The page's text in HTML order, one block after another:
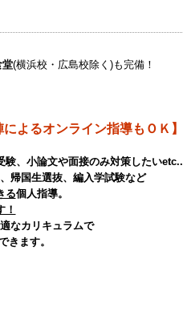
堂(横浜校・広島校除く)も完備！
よるオンライン指導もＯＫ】
、小論文や面接のみ対策したいetc..
帰国生選抜、編入学試験など
る個人指導。
なカリキュラムで
きます。